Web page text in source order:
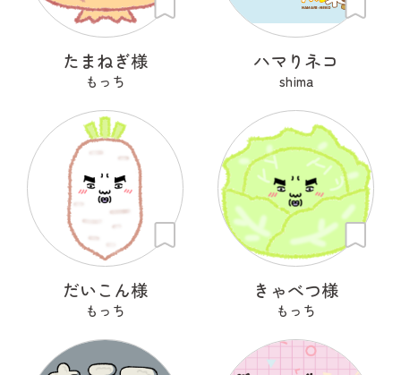
たまねぎ様
もっち
ハマりネコ
shima
だいこん様
もっち
きゃべつ様
もっち